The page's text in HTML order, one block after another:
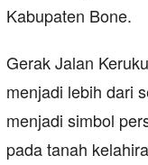
Kabupaten Bone.
Gerak Jalan
menjadi lebih dari
menjadi simbol
pada tanah